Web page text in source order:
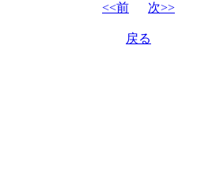
<<前 次>>
戻る